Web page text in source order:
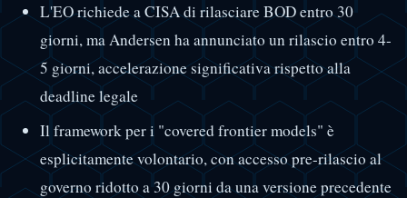
L'EO richiede a CISA di rilasciare BOD entro 30
giorni, ma Andersen ha annunciato un rilascio entro 4-
5 giorni, accelerazione significativa rispetto alla
deadline legale
Il framework per i "covered frontier models" è
esplicitamente volontario, con accesso pre-rilascio al
governo ridotto a 30 giorni da una versione precedente